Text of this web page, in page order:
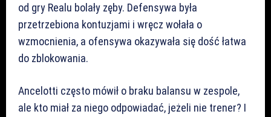
od gry Realu bolały zęby. Defensywa była
przetrzebiona kontuzjami i wręcz wołała o
wzmocnienia, a ofensywa okazywała się dość łatwa
do zblokowania.
Ancelotti często mówił o braku balansu w zespole,
ale kto miał za niego odpowiadać, jeżeli nie trener? I